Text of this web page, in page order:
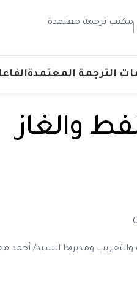
مكتب ترجمة معتمدة
الترجمة المعتمدة
والغاز
ومديرها السيد/ أحمد